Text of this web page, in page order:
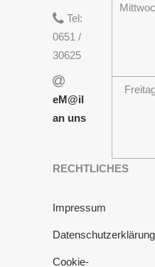
Tel:
0651 /
30625
eM@il
an uns
RECHTLICHES
Impressum
Datenschutzerklärung
Cookie-